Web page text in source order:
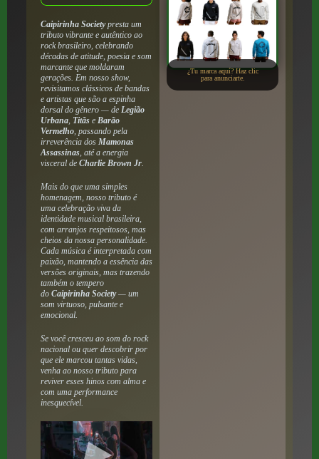
Caipirinha Societypresta um
tributo vibrante e autêntico ao
rock brasileiro, celebrando
décadas de atitude, poesia e som
marcante que moldaram
gerações. Em nosso show,
revisitamos clássicos de bandas
e artistas que são a espinha
dorsal do gênero — de Legião
Urbana, Titãse Barão
Vermelho, passando pela
irreverência dos Mamonas
Assassinas, até a energia
visceral de Charlie Brown Jr.​
Mais do que uma simples
homenagem, nosso tributo é
uma celebração viva da
identidade musical brasileira,
com arranjos respeitosos, mas
cheios da nossa personalidade.
Cada música é interpretada com
paixão, mantendo a essência das
versões originais, mas trazendo
também o tempero
do Caipirinha Society— um
som virtuoso, pulsante e
emocional.​
Se você cresceu ao som do rock
nacional ou quer descobrir por
que ele marcou tantas vidas,
venha ao nosso tributo para
reviver esses hinos com alma e
com uma performance
inesquecível.
¿Tu marca aquí? Haz clic
para anunciarte.